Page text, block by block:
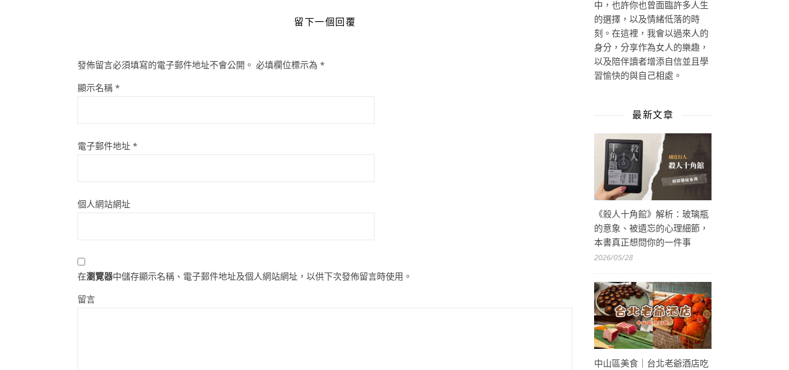
留下一個回覆
發佈留言必須填寫的電子郵件地址不會公開。 必填欄位標示為 *
顯示名稱 *
電子郵件地址 *
個人網站網址
在瀏覽器中儲存顯示名稱、電子郵件地址及個人網站網址，以供下次發佈留言時使用。
留言
中，也許你也曾面臨許多人生
的選擇，以及情緒低落的時
刻。在這裡，我會以過來人的
身分，分享作為女人的樂趣，
以及陪伴讀者增添自信並且學
習愉快的與自己相處。
最新文章
《殺人十角館》解析：玻璃瓶
的意象、被遺忘的心理細節，
本書真正想問你的一件事
2026/05/28
中山區美食｜台北老爺酒店吃